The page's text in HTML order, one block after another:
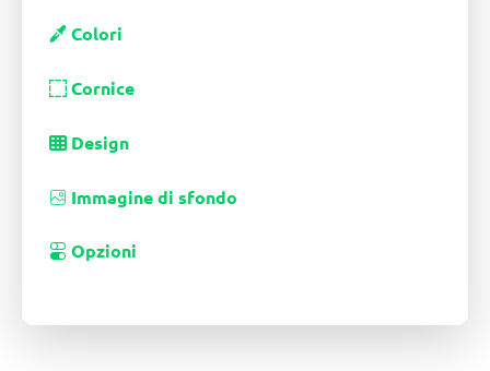
Colori
Cornice
Design
Immagine di sfondo
Opzioni